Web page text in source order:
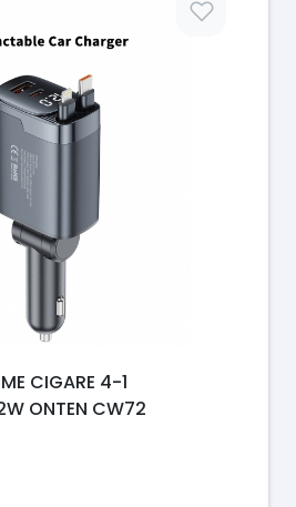
CIGARE 4-1
ONTEN CW72